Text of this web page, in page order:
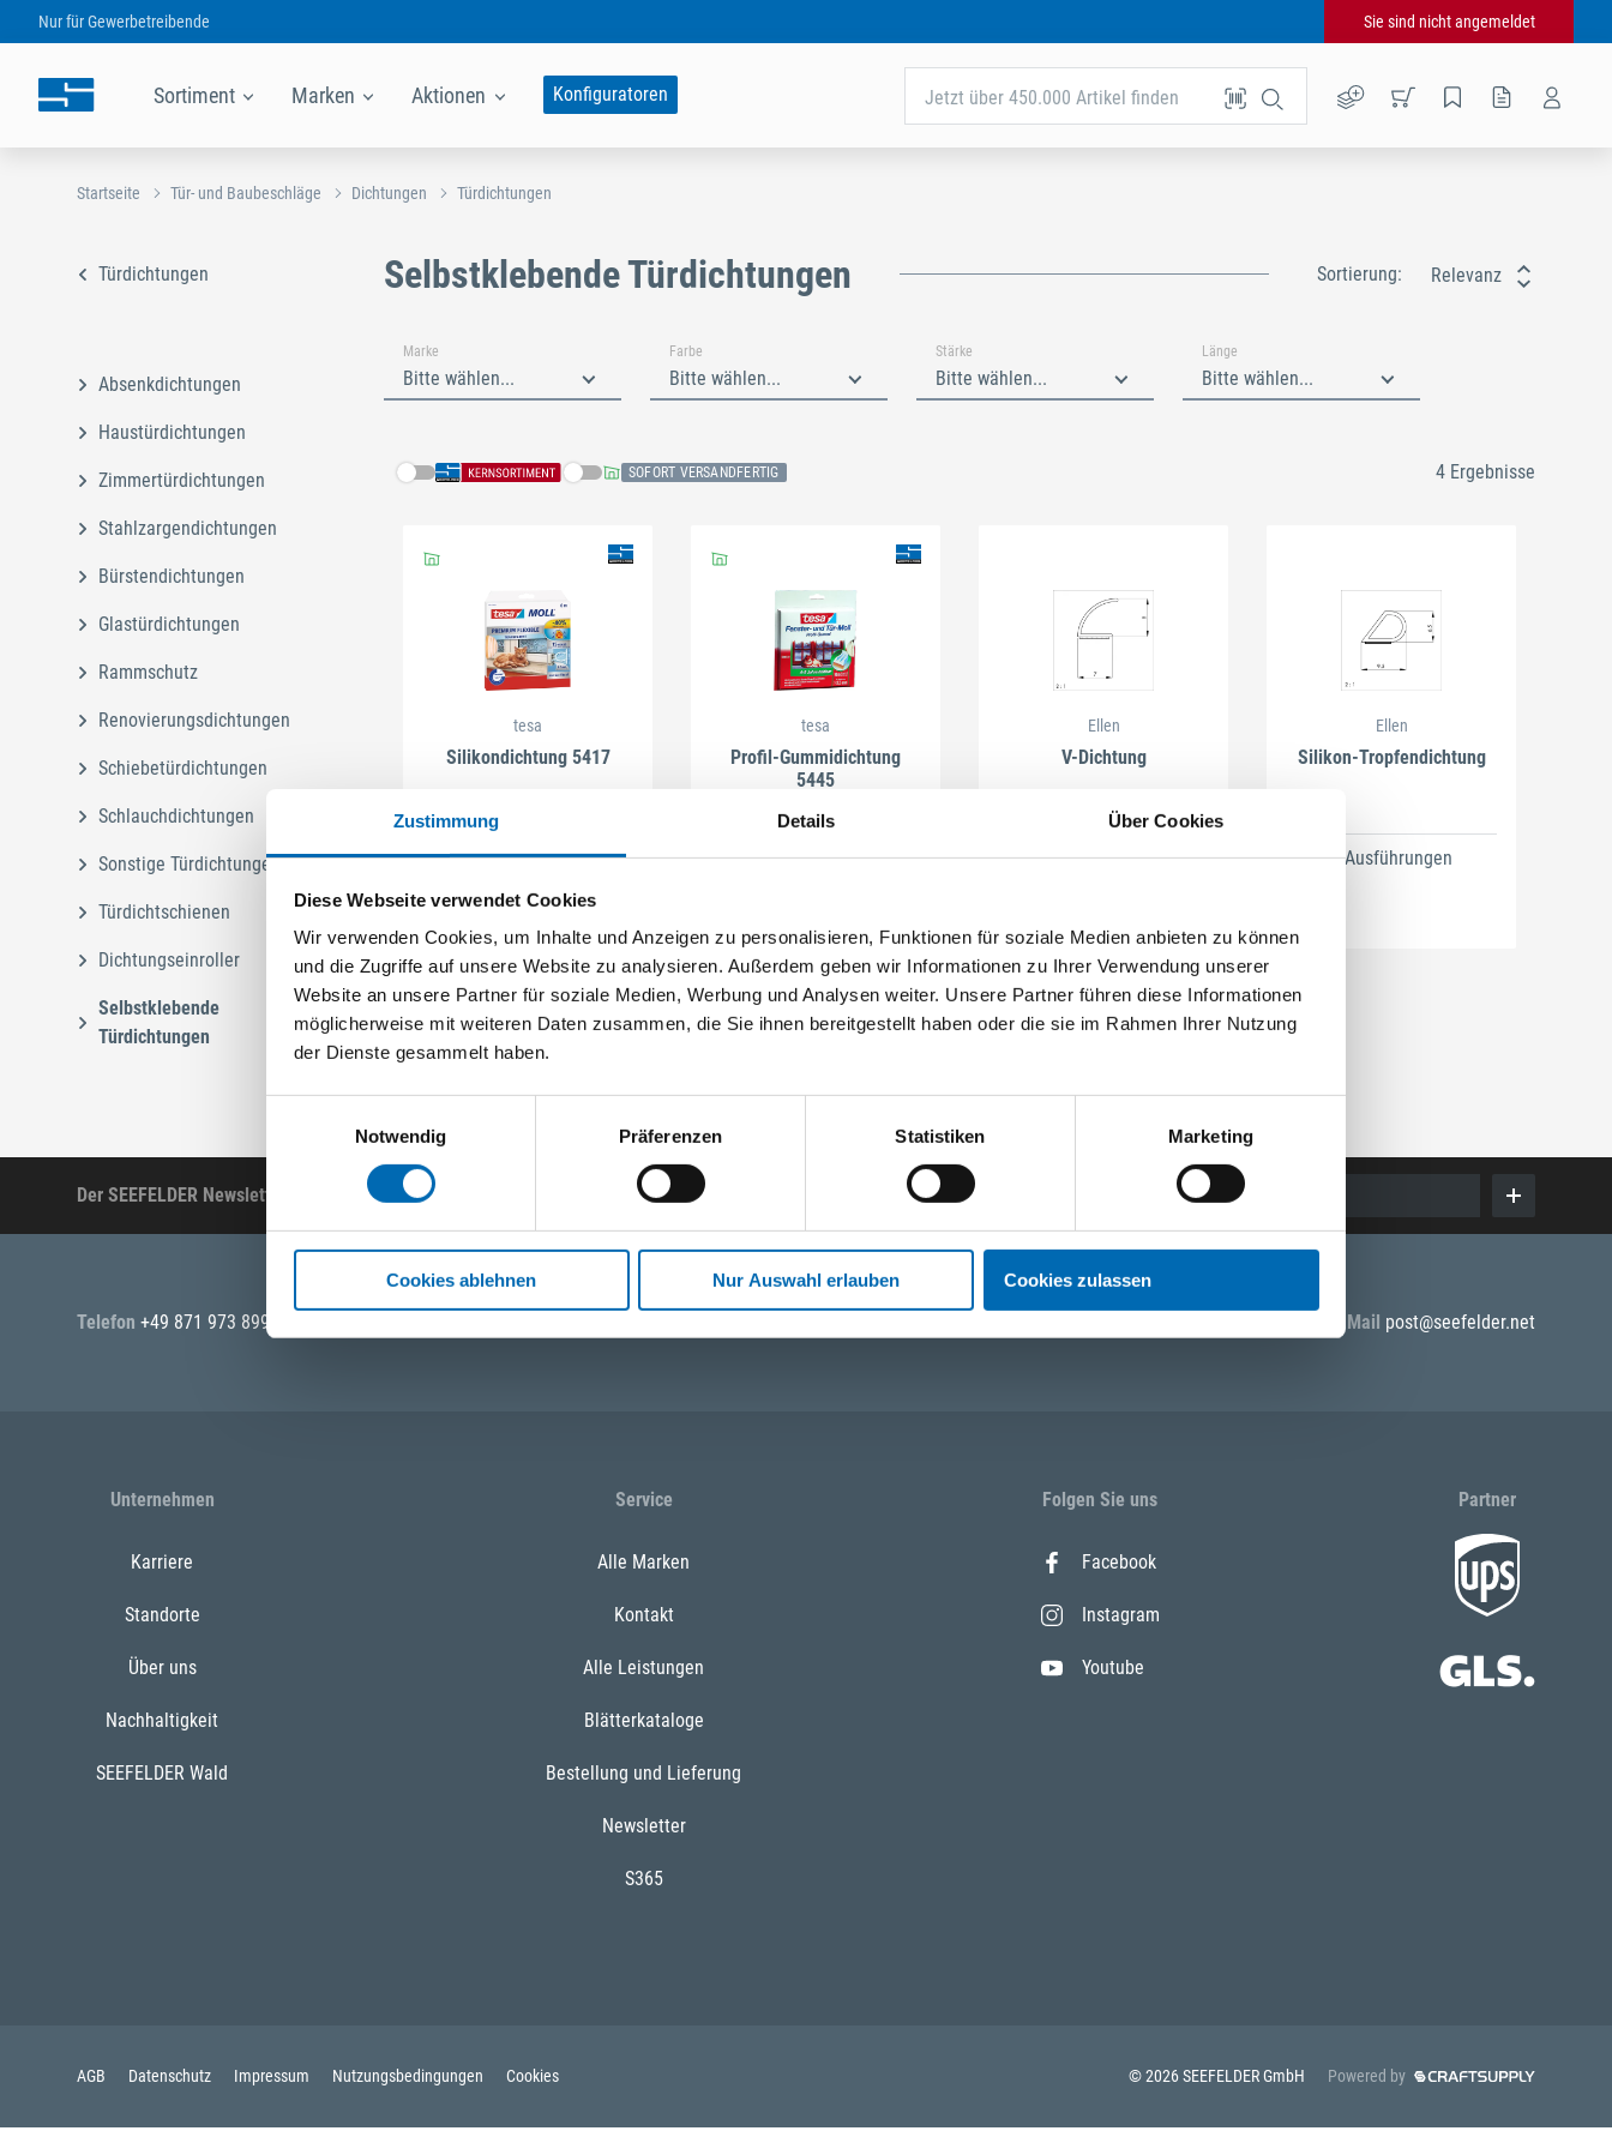
Zustimmung Details Über Cookies
Diese Webseite verwendet Cookies
Wir verwenden Cookies, um Inhalte und Anzeigen zu personalisieren, Funktionen für soziale Medien anbieten zu können
und die Zugriffe auf unsere Website zu analysieren. Außerdem geben wir Informationen zu Ihrer Verwendung unserer
Website an unsere Partner für soziale Medien, Werbung und Analysen weiter. Unsere Partner führen diese Informationen
möglicherweise mit weiteren Daten zusammen, die Sie ihnen bereitgestellt haben oder die sie im Rahmen Ihrer Nutzung
der Dienste gesammelt haben.
Notwendig
Präferenzen Statistiken Marketing
Cookies ablehnen Nur Auswahl erlauben Cookies zulassen
Nur fürGewerbetreibende Sie sind nicht angemeldet
Sortiment Marken Aktionen Konfiguratoren Jetzt über 450.000 Artikel finden
Startseite Tür- und Baubeschläge Dichtungen Türdichtungen
Türdichtungen
Absenkdichtungen
Haustürdichtungen
Zimmertürdichtungen
Stahlzargendichtungen
Bürstendichtungen
Glastürdichtungen
Rammschutz
Renovierungsdichtungen
Schiebetürdichtungen
Schlauchdichtungen
Sonstige Türdichtungen
Türdichtschienen
Dichtungseinroller
Selbstklebende
Türdichtungen
Selbstklebende Türdichtungen Sortierung: Relevanz
Marke
Bitte wählen...
Farbe
Bitte wählen...
Schließen
Stärke
Bitte wählen...
Länge
Bitte wählen...
SOFORT VERSANDFERTIG 4 Ergebnisse
tesa
Silikondichtung 5417
tesa
Profil-Gummidichtung
5445
Artikel-Nr. 5445.1
Ellen
V-Dichtung
2 Ausführungen
Ellen
Silikon-Tropfendichtung
2 Ausführungen
Der SEEFELDER Newsletter Produktneuheiten, Aktionen und Anwendungen. Bleiben Sie über Ihre Themen informiert! E-Mail eingeben
Telefon +49 871 973 899 E-Mail post@seefelder.net
Unternehmen
Karriere
Standorte
Über uns
Nachhaltigkeit
SEEFELDER Wald
Service
Alle Marken
Kontakt
Alle Leistungen
Blätterkataloge
Bestellung und Lieferung
Newsletter
S365
Folgen Sie uns
Facebook
Instagram
Youtube
Partner
AGB Datenschutz Impressum Nutzungsbedingungen Cookies © 2026 SEEFELDER GmbH Powered by